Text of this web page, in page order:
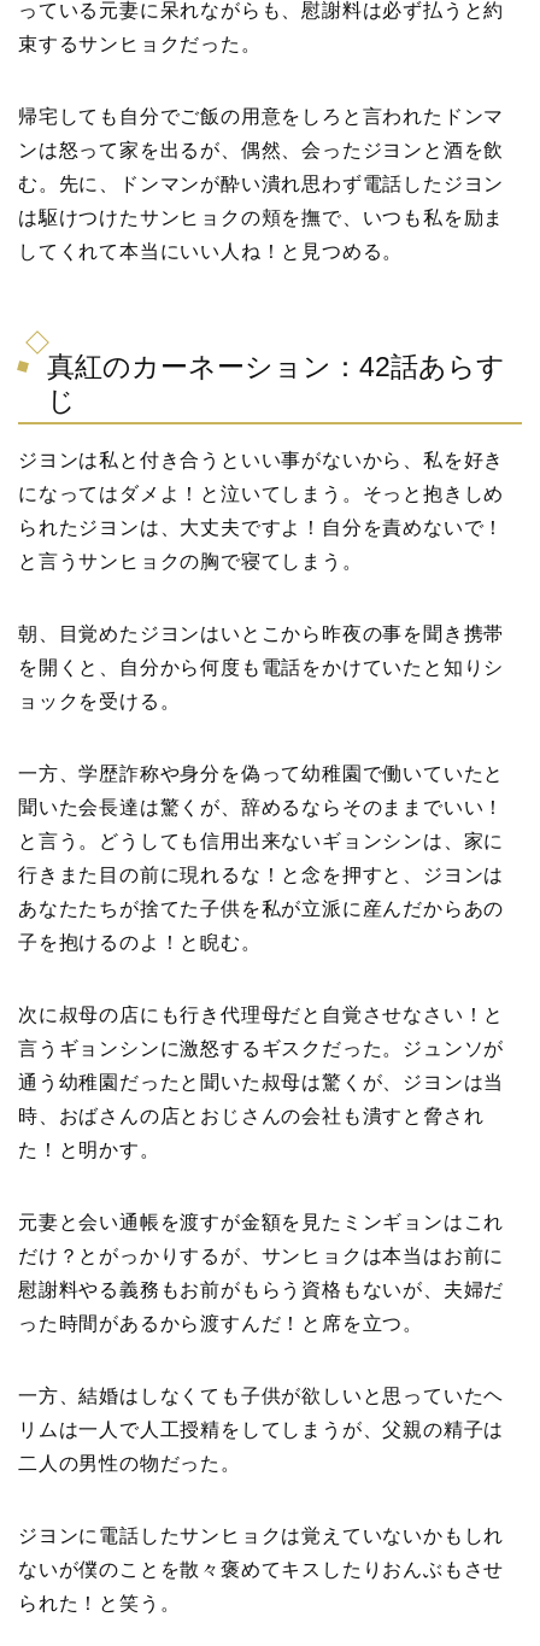
っている元妻に呆れながらも、慰謝料は必ず払うと約
束するサンヒョクだった。
帰宅しても自分でご飯の用意をしろと言われたドンマ
ンは怒って家を出るが、偶然、会ったジヨンと酒を飲
む。先に、ドンマンが酔い潰れ思わず電話したジヨン
は駆けつけたサンヒョクの頬を撫で、いつも私を励ま
してくれて本当にいい人ね！と見つめる。
真紅のカーネーション：42話あらす
じ
ジヨンは私と付き合うといい事がないから、私を好き
になってはダメよ！と泣いてしまう。そっと抱きしめ
られたジヨンは、大丈夫ですよ！自分を責めないで！
と言うサンヒョクの胸で寝てしまう。
朝、目覚めたジヨンはいとこから昨夜の事を聞き携帯
を開くと、自分から何度も電話をかけていたと知りシ
ョックを受ける。
一方、学歴詐称や身分を偽って幼稚園で働いていたと
聞いた会長達は驚くが、辞めるならそのままでいい！
と言う。どうしても信用出来ないギョンシンは、家に
行きまた目の前に現れるな！と念を押すと、ジヨンは
あなたたちが捨てた子供を私が立派に産んだからあの
子を抱けるのよ！と睨む。
次に叔母の店にも行き代理母だと自覚させなさい！と
言うギョンシンに激怒するギスクだった。ジュンソが
通う幼稚園だったと聞いた叔母は驚くが、ジヨンは当
時、おばさんの店とおじさんの会社も潰すと脅され
た！と明かす。
元妻と会い通帳を渡すが金額を見たミンギョンはこれ
だけ？とがっかりするが、サンヒョクは本当はお前に
慰謝料やる義務もお前がもらう資格もないが、夫婦だ
った時間があるから渡すんだ！と席を立つ。
一方、結婚はしなくても子供が欲しいと思っていたヘ
リムは一人で人工授精をしてしまうが、父親の精子は
二人の男性の物だった。
ジヨンに電話したサンヒョクは覚えていないかもしれ
ないが僕のことを散々褒めてキスしたりおんぶもさせ
られた！と笑う。